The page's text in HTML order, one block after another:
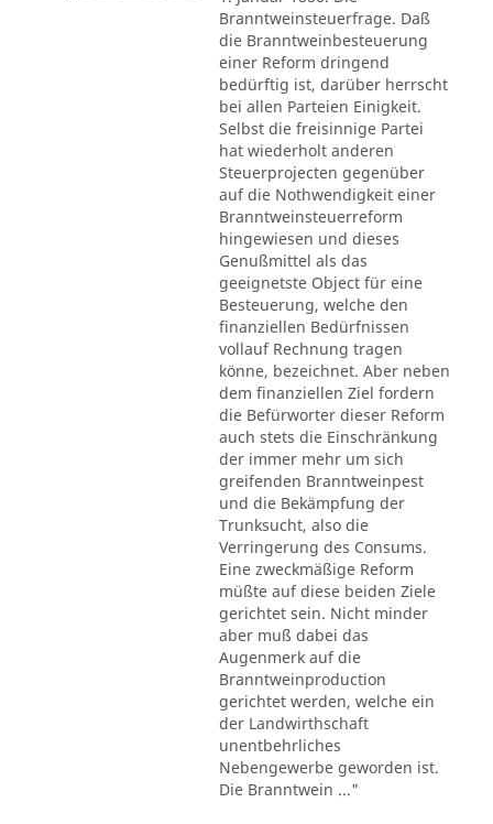
Branntweinsteuerfrage. Daß
die Branntweinbesteuerung
einer Reform dringend
bedürftig ist, darüber herrscht
bei allen Parteien Einigkeit.
Selbst die freisinnige Partei
hat wiederholt anderen
Steuerprojecten gegenüber
auf die Nothwendigkeit einer
Branntweinsteuerreform
hingewiesen und dieses
Genußmittel als das
geeignetste Object für eine
Besteuerung, welche den
finanziellen Bedürfnissen
vollauf Rechnung tragen
könne, bezeichnet. Aber neben
dem finanziellen Ziel fordern
die Befürworter dieser Reform
auch stets die Einschränkung
der immer mehr um sich
greifenden Branntweinpest
und die Bekämpfung der
Trunksucht, also die
Verringerung des Consums.
Eine zweckmäßige Reform
müßte auf diese beiden Ziele
gerichtet sein. Nicht minder
aber muß dabei das
Augenmerk auf die
Branntweinproduction
gerichtet werden, welche ein
der Landwirthschaft
unentbehrliches
Nebengewerbe geworden ist.
Die Branntwein ..."